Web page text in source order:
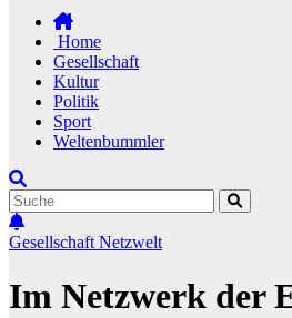
Home
Gesellschaft
Kultur
Politik
Sport
Weltenbummler
Gesellschaft Netzwelt
Im Netzwerk der